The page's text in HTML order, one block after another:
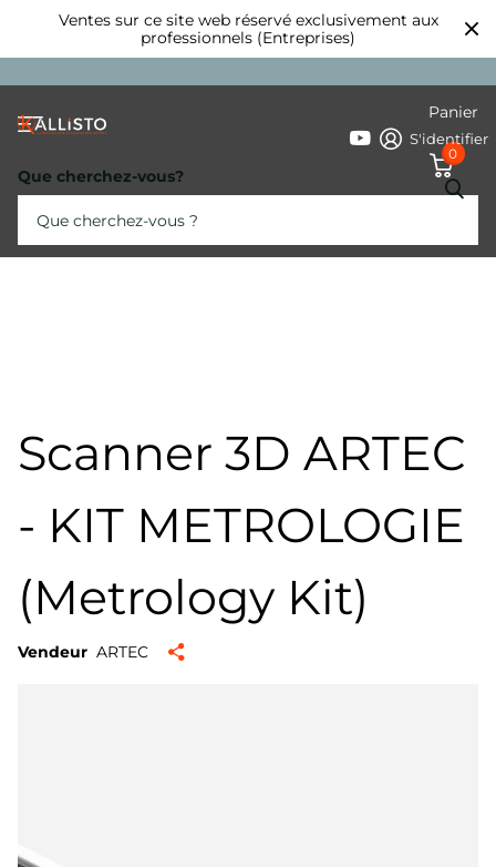
Ventes sur ce site web réservé exclusivement aux
professionnels (Entreprises)
Que cherchez-vous?
S'identifier
Panier
0
Scanner 3D ARTEC
- KIT METROLOGIE
(Metrology Kit)
Vendeur ARTEC